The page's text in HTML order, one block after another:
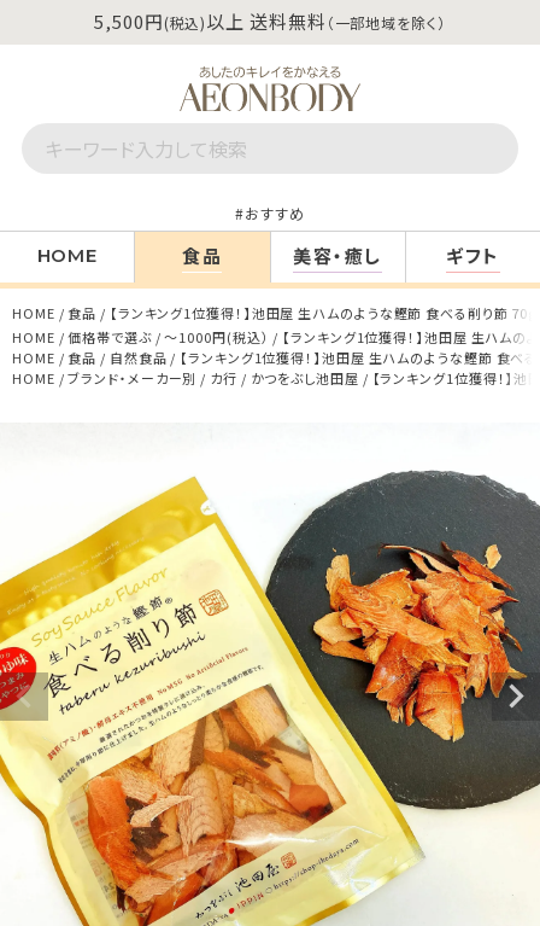
5,500円(税込)以上 送料無料 （一部地域を除く）
おすすめ
HOME 食品 美容・癒し ギフト
HOME 食品
【ランキング1位獲得！】池田屋 生ハムのような鰹節 食べる削り節
HOME
価格帯で選ぶ ～1000円(税込）
【ランキング1位獲得！】池田屋 生ハム
HOME
食品 自然食品
【ランキング1位獲得！】池田屋 生ハムのような鰹節 食べ
HOME
ブランド・メーカー別 カ行 かつをぶし池田屋 【ランキング1位獲得！】